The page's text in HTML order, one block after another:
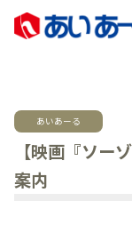
あいあーる
【映画『ソー
案内